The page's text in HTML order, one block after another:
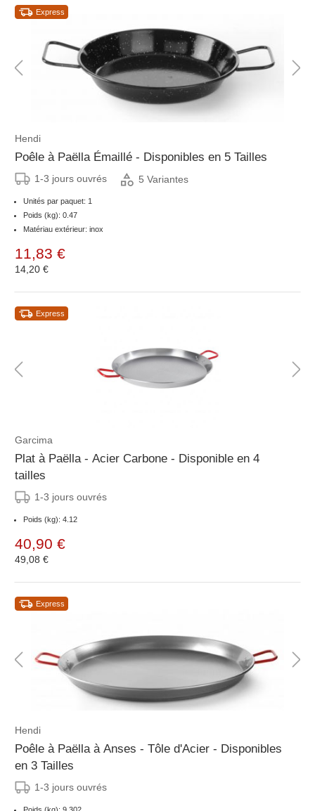
Express
Hendi
Poêle à Paëlla Émaillé - Disponibles en 5 Tailles
1-3 jours ouvrés 5 Variantes
Unités par paquet: 1
Poids (kg): 0.47
Matériau extérieur: inox
11,83 €
14,20 €
Express
Garcima
Plat à Paëlla - Acier Carbone - Disponible en 4
tailles
1-3 jours ouvrés
Poids (kg): 4.12
40,90 €
49,08 €
Express
Hendi
Poêle à Paëlla à Anses - Tôle d'Acier - Disponibles
en 3 Tailles
1-3 jours ouvrés